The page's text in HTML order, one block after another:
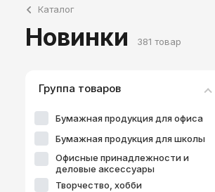
Каталог
Новинки 381 товар
Группа товаров
Бумажная продукция для офиса
Бумажная продукция для школы
Офисные принадлежности и
деловые аксессуары
Творчество, хобби